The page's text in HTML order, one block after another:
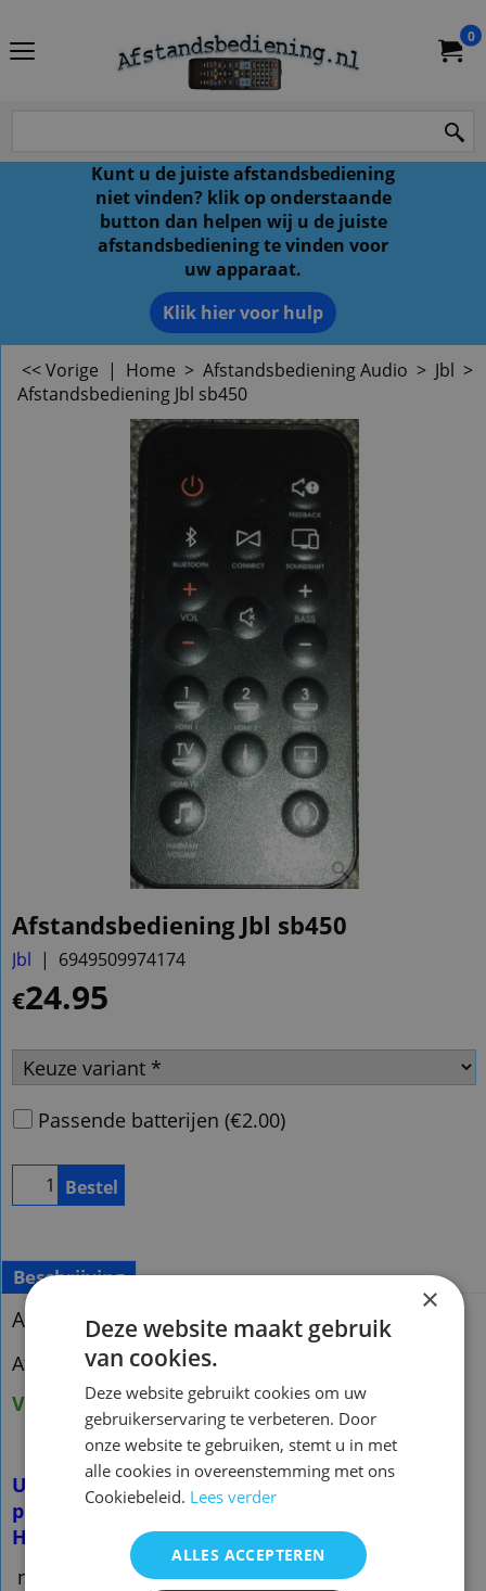
0
Kunt u de juiste afstandsbediening
niet vinden? klik op onderstaande
button dan helpen wij u de juiste
afstandsbediening te vinden voor
uw apparaat.
Klik hier voor hulp
<< Vorige | Home > Afstandsbediening Audio > Jbl >
Afstandsbediening Jbl sb450
Afstandsbediening Jbl sb450
Jbl 6949509974174
€24.95
Passende batterijen (€2.00)
Bestel
Beschrijving
Afstandsbediening Jbl sb450
Afstandsbediening Jbl sb450
Voorraad nieuw : 1
U hoeft de afstandsbediening NIET te
programmeren!
Het werkt direct
n.qxa08 x3
×
Deze website maakt gebruik
van cookies.
Deze website gebruikt cookies om uw
gebruikerservaring te verbeteren. Door
onze website te gebruiken, stemt u in met
alle cookies in overeenstemming met ons
Cookiebeleid. Lees verder
ALLES ACCEPTEREN